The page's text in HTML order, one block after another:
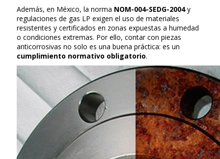
Además, en México, la norma NOM-004-SEDG-2004y
regulaciones de gas LP exigen el uso de materiales
resistentes y certificados en zonas expuestas a humedad
o condiciones extremas. Por ello, contar con piezas
anticorrosivas no solo es una buena práctica: es un
cumplimiento normativo obligatorio.